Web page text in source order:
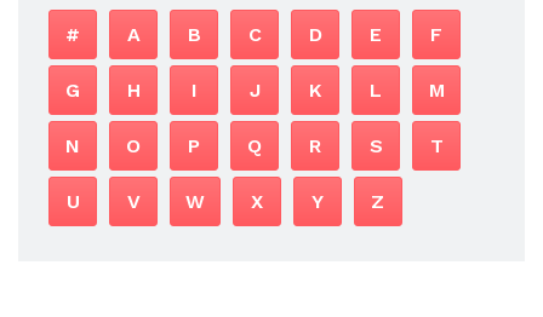
# A B C D E F
G H I J K L M
N O P Q R S T
U V W X Y Z